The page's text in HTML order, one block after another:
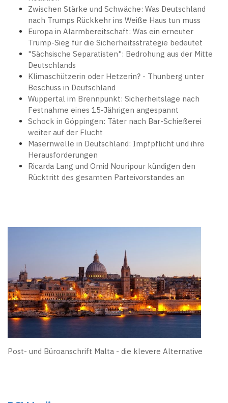
Zwischen Stärke und Schwäche: Was Deutschland
nach Trumps Rückkehr ins Weiße Haus tun muss
Europa in Alarmbereitschaft: Was ein erneuter
Trump-Sieg für die Sicherheitsstrategie bedeutet
"Sächsische Separatisten": Bedrohung aus der Mitte
Deutschlands
Klimaschützerin oder Hetzerin? - Thunberg unter
Beschuss in Deutschland
Wuppertal im Brennpunkt: Sicherheitslage nach
Festnahme eines 15-Jährigen angespannt
Schock in Göppingen: Täter nach Bar-Schießerei
weiter auf der Flucht
Masernwelle in Deutschland: Impfpflicht und ihre
Herausforderungen
Ricarda Lang und Omid Nouripour kündigen den
Rücktritt des gesamten Parteivorstandes an
Post- und Büroanschrift Malta - die klevere Alternative